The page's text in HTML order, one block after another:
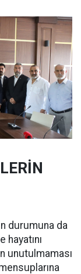
durumuna da
unutulmaması